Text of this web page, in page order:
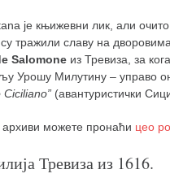
је књижевни лик, али
су тражили славу на
Salomone из Тревиза, за
Урошу Милутину – управо
Ciciliano” (авантуристички
можете пронаћи цео
Тревиза из 1616.